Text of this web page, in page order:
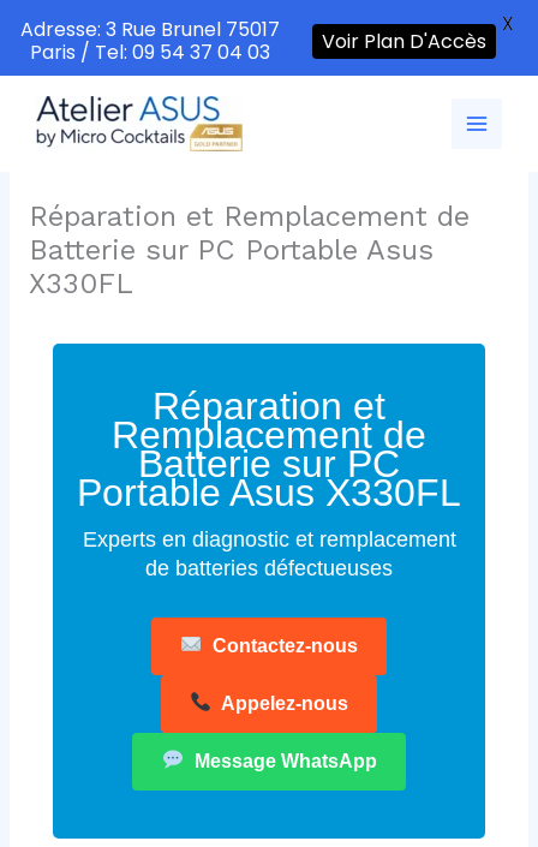
contenu
Réparation et Remplacement de
Batterie sur PC Portable Asus
X330FL
Réparation et
Remplacement de
Batterie sur PC
Portable Asus X330FL
Experts en diagnostic et remplacement
de batteries défectueuses
Contactez-nous
Appelez-nous
Message WhatsApp
Adresse: 3 Rue Brunel 75017
Paris / Tel: 09 54 37 04 03
Voir Plan D'Accès
X